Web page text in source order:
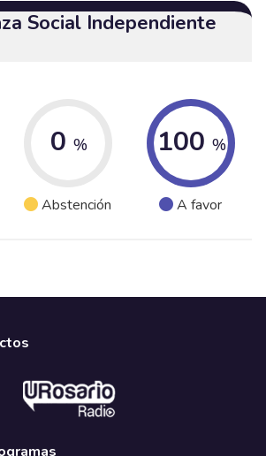
Social Independiente
0 %
Abstención
100 %
A favor